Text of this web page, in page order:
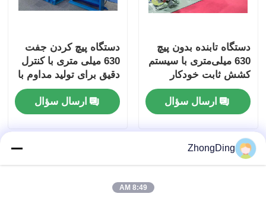
دستگاه تابنده بدون پیچ
630 میلی‌متری با سیستم
کشش ثابت خودکار
صفحه لمسی
ارسال سؤال
دستگاه پیچ کردن جفت
630 میلی متری با کنترل
دقیق برای تولید مداوم با
سرعت بالا
ارسال سؤال
ZhongDing
8:49 AM